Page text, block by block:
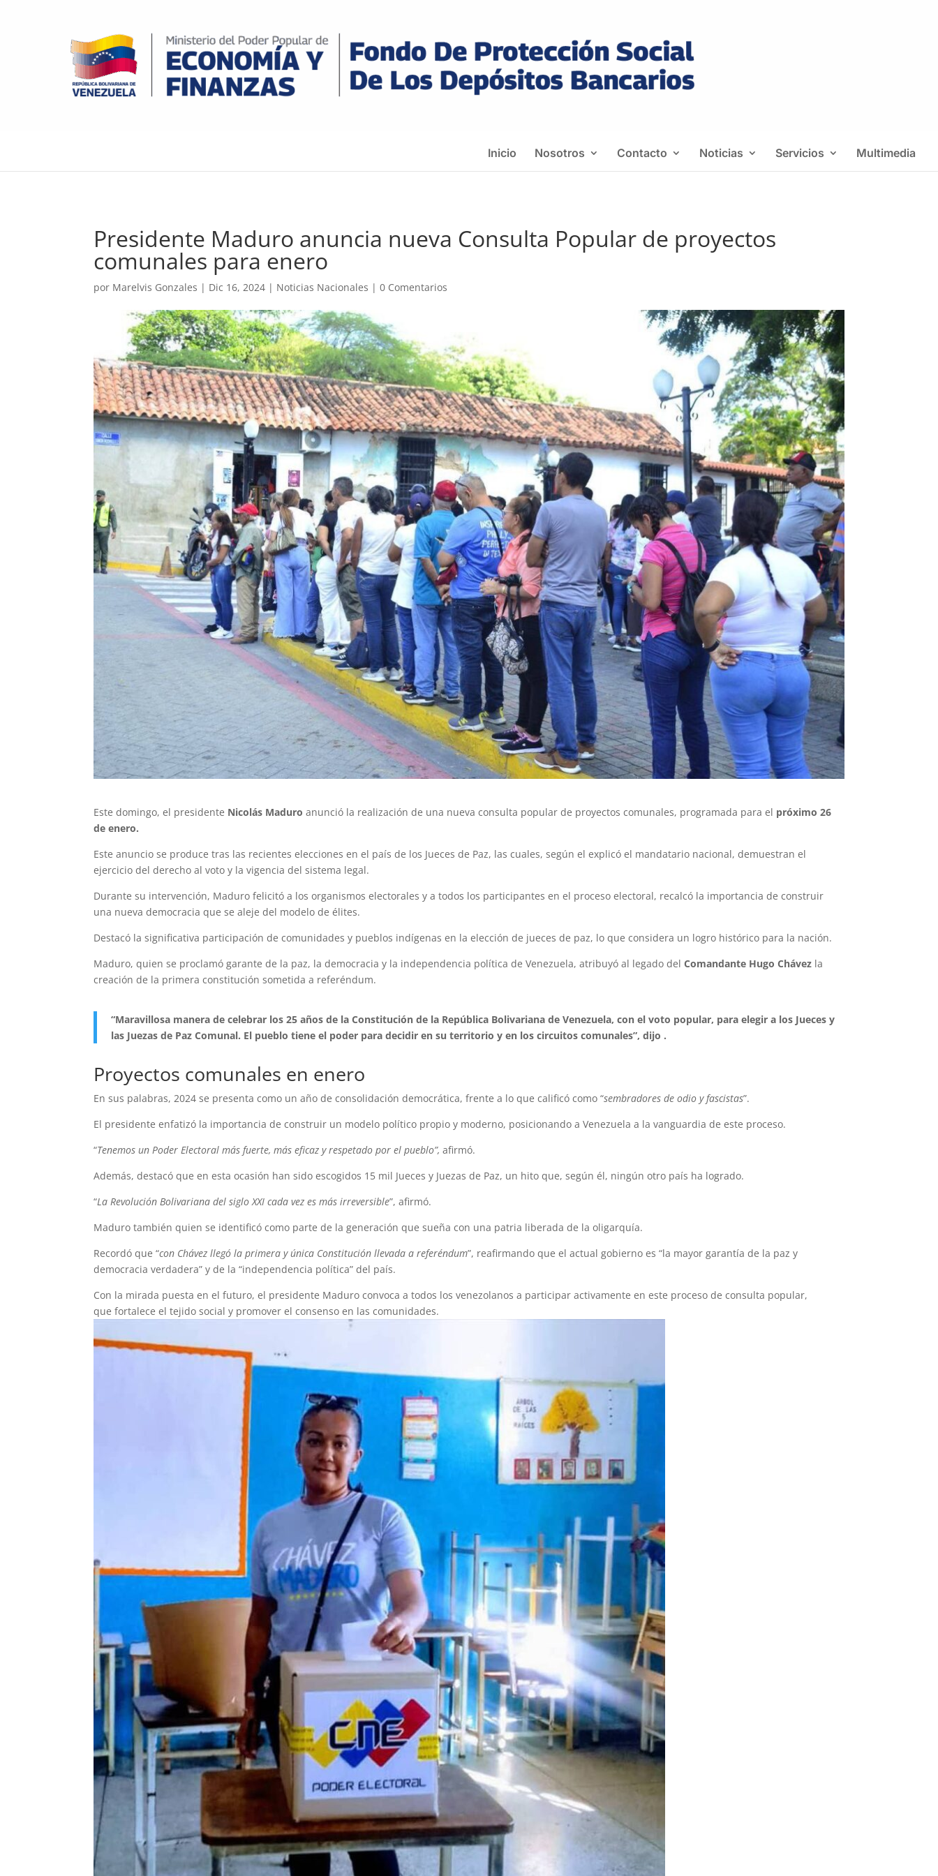
Inicio Nosotros Contacto Noticias Servicios Multimedia
Presidente Maduro anuncia nueva Consulta Popular de proyectos
comunales para enero
por Marelvis Gonzales | Dic 16, 2024 | Noticias Nacionales |0 Comentarios
Este domingo, el presidente Nicolás Maduro anunció la realización de una nueva consulta popular de proyectos comunales, programada para el próximo 26
de enero.
Este anuncio se produce tras las recientes elecciones en el país de los Jueces de Paz, las cuales, según el explicó el mandatario nacional, demuestran el
ejercicio del derecho al voto y la vigencia del sistema legal.
Durante su intervención, Maduro felicitó a los organismos electorales y a todos los participantes en el proceso electoral, recalcó la importancia de construir
una nueva democracia que se aleje del modelo de élites.
Destacó la significativa participación de comunidades y pueblos indígenas en la elección de jueces de paz, lo que considera un logro histórico para la nación.
Maduro, quien se proclamó garante de la paz, la democracia y la independencia política de Venezuela, atribuyó al legado delComandante Hugo Chávez la
creación de la primera constitución sometida a referéndum.
“Maravillosa manera de celebrar los 25 años de la Constitución de la República Bolivariana de Venezuela, con el voto popular, para elegir a los Jueces y
las Juezas de Paz Comunal. El pueblo tiene el poder para decidir en su territorio y en los circuitos comunales”, dijo .
Proyectos comunales en enero
En sus palabras, 2024 se presenta como un año de consolidación democrática, frente a lo que calificó como “sembradores de odio y fascistas”.
El presidente enfatizó la importancia de construir un modelo político propio y moderno, posicionando a Venezuela a la vanguardia de este proceso.
“Tenemos un Poder Electoral más fuerte, más eficaz y respetado por el pueblo”,afirmó.
Además, destacó que en esta ocasión han sido escogidos 15 mil Jueces y Juezas de Paz, un hito que, según él, ningún otro país ha logrado.
“La Revolución Bolivariana del siglo XXI cada vez es más irreversible”, afirmó.
Maduro también quien se identificó como parte de la generación que sueña con una patria liberada de la oligarquía.
Recordó que “con Chávez llegó la primera y única Constitución llevada a referéndum”, reafirmando que el actual gobierno es “la mayor garantía de la paz y
democracia verdadera” y de la “independencia política” del país.
Con la mirada puesta en el futuro, el presidente Maduro convoca a todos los venezolanos a participar activamente en este proceso de consulta popular,
que fortalece el tejido social y promover el consenso en las comunidades.